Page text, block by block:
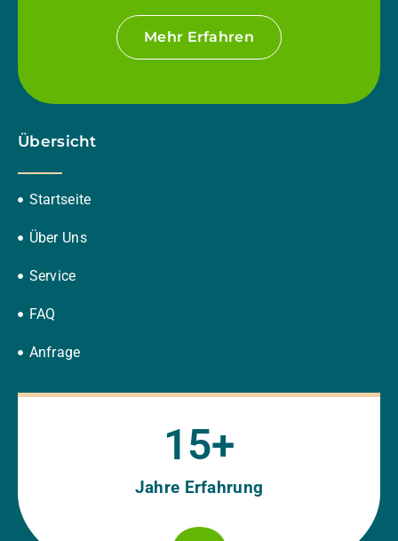
Mehr Erfahren
Übersicht
Startseite
Über Uns
Service
FAQ
Anfrage
Jahre Erfahrung
15+